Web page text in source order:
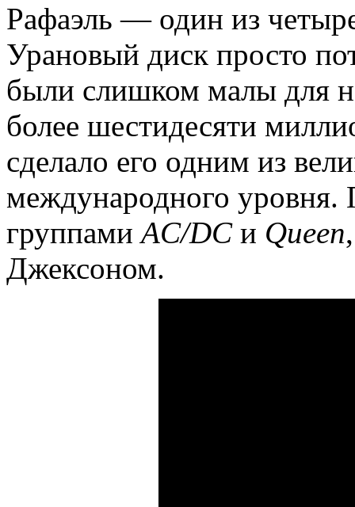
Рафаэль — один из
Урановый диск просто
были слишком малы для
более шестидесяти
сделало его одним из
международного уровня.
группами AC/DC и Queen
Джексоном.